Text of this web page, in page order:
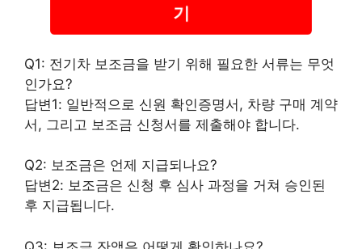
기
Q1: 전기차 보조금을 받기 위해 필요한 서류는 무엇
인가요?
답변1: 일반적으로 신원 확인증명서, 차량 구매 계약
서, 그리고 보조금 신청서를 제출해야 합니다.
Q2: 보조금은 언제 지급되나요?
답변2: 보조금은 신청 후 심사 과정을 거쳐 승인된
후 지급됩니다.